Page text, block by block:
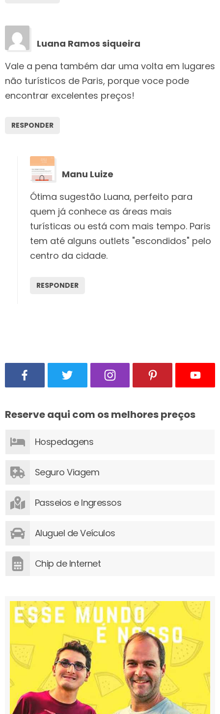
Luana Ramos siqueira
Vale a pena também dar uma volta em lugares
não turísticos de Paris, porque voce pode
encontrar excelentes preços!
RESPONDER
Manu Luize
Ótima sugestão Luana, perfeito para
quem já conhece as áreas mais
turísticas ou está com mais tempo. Paris
tem até alguns outlets "escondidos" pelo
centro da cidade.
RESPONDER
Reserve aqui com os melhores preços
Hospedagens
Seguro Viagem
Passeios e Ingressos
Aluguel de Veículos
Chip de Internet